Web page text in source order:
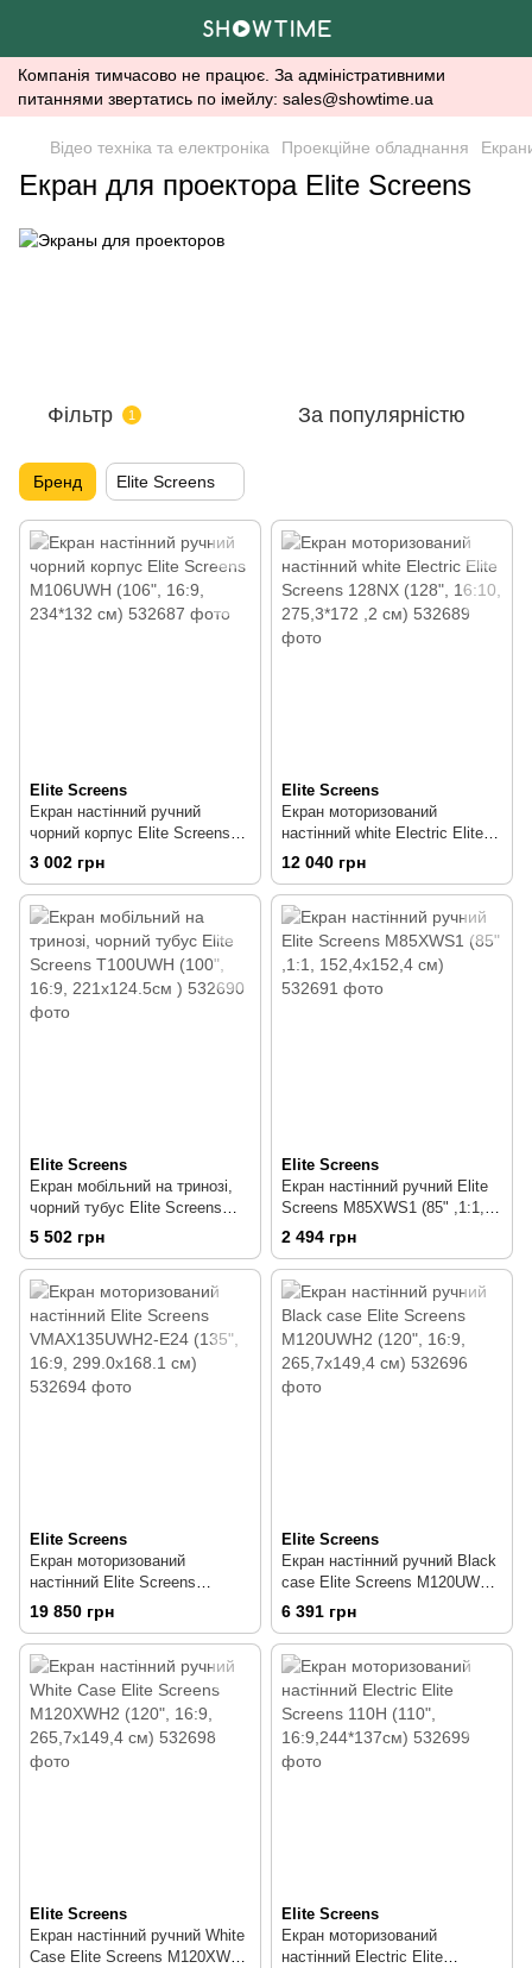
Компанія тимчасово не працює. За адміністративними
питаннями звертатись по імейлу: sales@showtime.ua
Відео техніка та електроніка Проекційне обладнання
Екран для проектора Elite Screens
Фільтр 1 За популярністю
Бренд Elite Screens
Elite Screens
Екран настінний ручний
чорний корпус Elite Screens
M106UWH (106", 16:9, 234*132
3 002 грн
Elite Screens
Екран моторизований
настінний white Electric Elite
Screens 128NX (128", 16:10,
275,3*172 ,2 см)
12 040 грн
Elite Screens
Екран мобільний на тринозі,
чорний тубус Elite Screens
T100UWH (100", 16:9,
221х124.5см )
5 502 грн
Elite Screens
Екран настінний ручний Elite
Screens M85XWS1 (85" ,1:1,
152,4х152,4 см)
2 494 грн
Elite Screens
Екран моторизований
настінний Elite Screens
VMAX135UWH2-E24 (135",
16:9, 299.0x168.1 см)
19 850 грн
Elite Screens
Екран настінний ручний Black
case Elite Screens M120UWH2
(120", 16:9, 265,7х149,4 см)
6 391 грн
Elite Screens
Екран настінний ручний White
Case Elite Screens M120XWH2
Elite Screens
Екран моторизований
настінний Electric Elite